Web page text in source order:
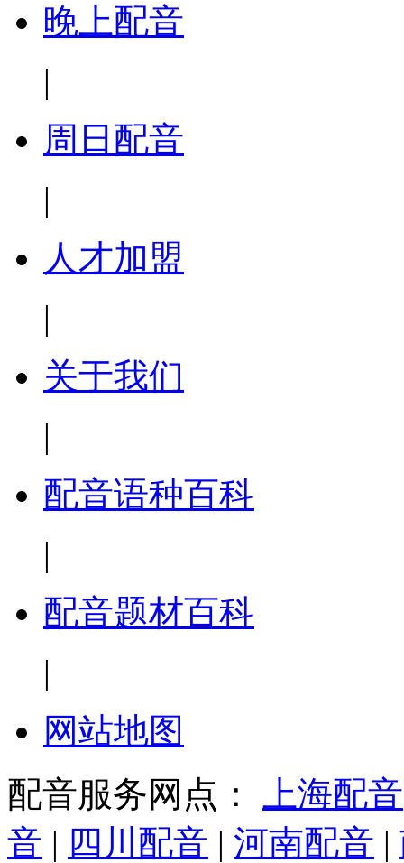
晚上配音
|
周日配音
|
人才加盟
|
关于我们
|
配音语种百科
|
配音题材百科
|
网站地图
配音服务网点：
上海配音
音 | 四川配音 | 河南配音 |